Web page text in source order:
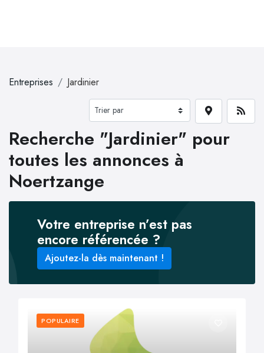
Entreprises Jardinier
Recherche "Jardinier" pour
toutes les annonces à
Noertzange
Votre entreprise n’est pas
encore référencée ?
Ajoutez-la dès maintenant !
POPULAIRE